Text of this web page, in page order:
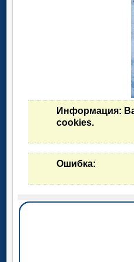
Информация:
cookies.
Ошибка: